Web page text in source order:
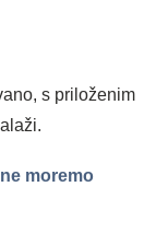
s priloženim
moremo